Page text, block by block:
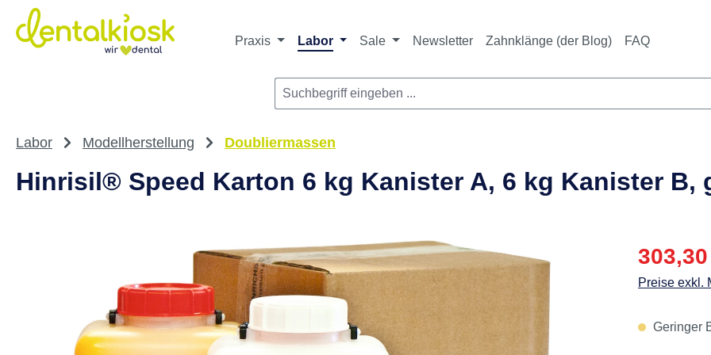
Hauptinhalt springen
Zur Suche springen
Zur Hauptnavigation springen
Praxis Labor Sale Newsletter Zahnklänge (der Blog) FAQ
Labor Modellherstellung Doubliermassen
Hinrisil® Speed Karton 6 kg Kanister A, 6 kg Kanister B,
Preise exkl.
Geringer